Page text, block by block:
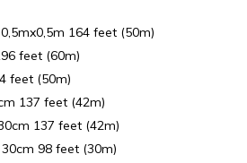
164 feet (50m)
feet (60m)
feet (50m)
137 feet (42m)
137 feet (42m)
30cm 98 feet (30m)